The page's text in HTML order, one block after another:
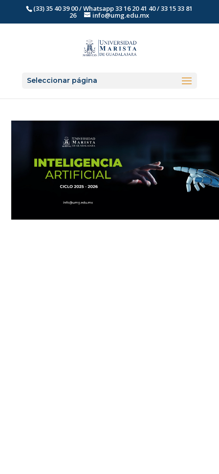
(33) 35 40 39 00 / Whatsapp 33 16 20 41 40 / 33 15 33 81
26 info@umg.edu.mx
Seleccionar página